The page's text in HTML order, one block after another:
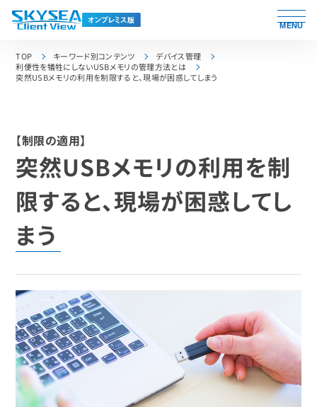
MENU
TOP キーワード別コンテンツ
デバイス管理
利便性を犠牲にしないUSBメモリの管理方法とは
突然USBメモリの利用を制限すると、現場が困惑してしまう
【制限の適用】
突然USBメモリの利用を制
限すると、現場が困惑してし
まう